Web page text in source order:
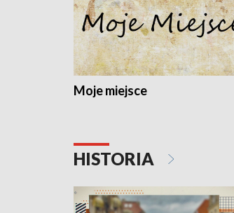
Moje miejsce
HISTORIA